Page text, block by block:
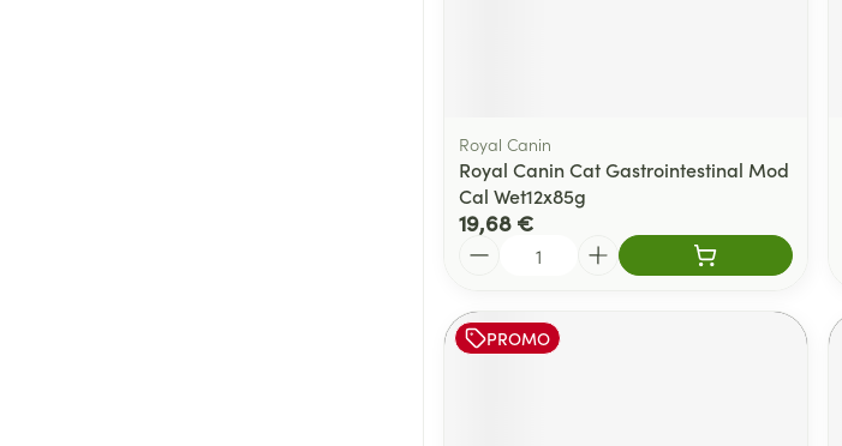
Royal Canin
Royal Canin Cat Gastrointestinal Mod
Cal Wet12x85g
19,68 €
PROMO